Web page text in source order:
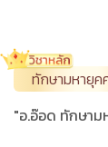
ทักษามหายุค
"อ.อ๊อด ทักษา